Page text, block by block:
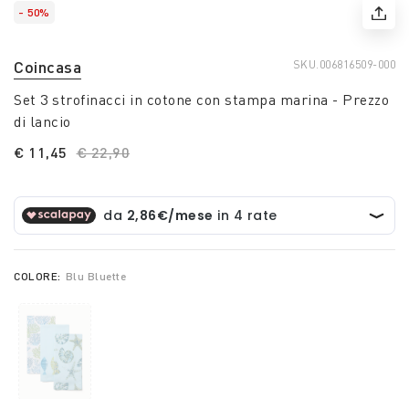
- 50%
Coincasa SKU. 006816509-000
Set 3 strofinacci in cotone con stampa marina - Prezzo
di lancio
Price reduced from
€ 22,90
€ 11,45
COLORE: Blu Bluette